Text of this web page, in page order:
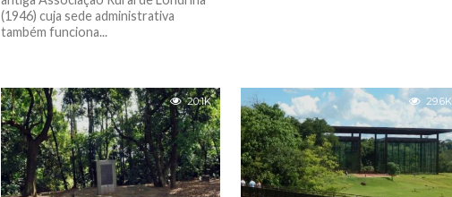
(1946) cuja sede administrativa
também funciona...
20.1K 29.6K